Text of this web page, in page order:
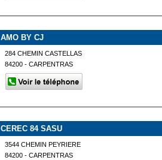
AMO BY CJ
284 CHEMIN CASTELLAS
84200 - CARPENTRAS
CEREC 84 SASU
3544 CHEMIN PEYRIERE
84200 - CARPENTRAS